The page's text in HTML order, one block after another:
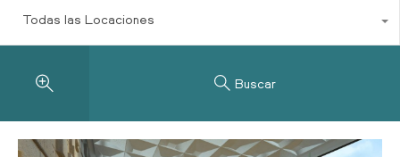
Todas las Locaciones
Buscar